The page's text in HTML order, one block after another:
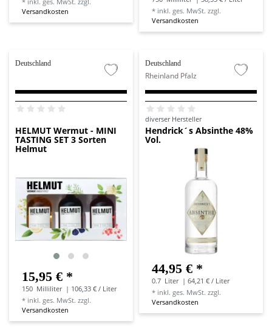
Versandkosten
* inkl. ges. MwSt. zzgl.
Versandkosten
Deutschland
HELMUT Wermut - MINI
TASTING SET 3 Sorten
Helmut
15,95 € *
150 Milliliter | 106,33 € / Liter
* inkl. ges. MwSt. zzgl.
Versandkosten
Deutschland
Rheinland Pfalz
diverser Hersteller
Hendrick´s Absinthe 48%
Vol.
44,95 € *
0.7 Liter | 64,21 € / Liter
* inkl. ges. MwSt. zzgl.
Versandkosten